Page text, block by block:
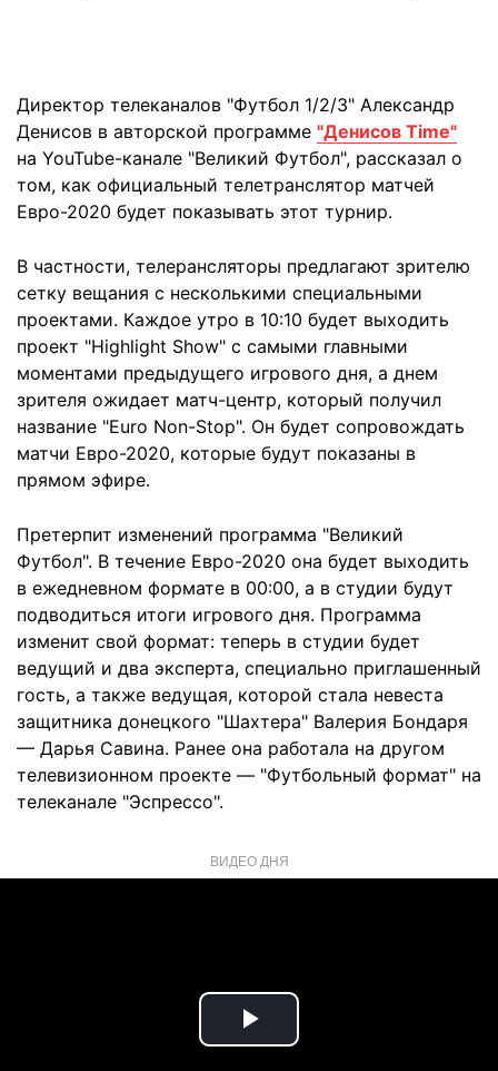
Директор телеканалов "Футбол 1/2/3" Александр
Денисов в авторской программе "Денисов Time"
на YouTube-канале "Великий Футбол", рассказал о
том, как официальный телетранслятор матчей
Евро-2020 будет показывать этот турнир.
В частности, телерансляторы предлагают зрителю
сетку вещания с несколькими специальными
проектами. Каждое утро в 10:10 будет выходить
проект "Highlight Show" с самыми главными
моментами предыдущего игрового дня, а днем
зрителя ожидает матч-центр, который получил
название "Euro Non-Stop". Он будет сопровождать
матчи Евро-2020, которые будут показаны в
прямом эфире.
Претерпит изменений программа "Великий
Футбол". В течение Евро-2020 она будет выходить
в ежедневном формате в 00:00, а в студии будут
подводиться итоги игрового дня. Программа
изменит свой формат: теперь в студии будет
ведущий и два эксперта, специально приглашенный
гость, а также ведущая, которой стала невеста
защитника донецкого "Шахтера" Валерия Бондаря
— Дарья Савина. Ранее она работала на другом
телевизионном проекте — "Футбольный формат" на
телеканале "Эспрессо".
ВИДЕО ДНЯ
Play